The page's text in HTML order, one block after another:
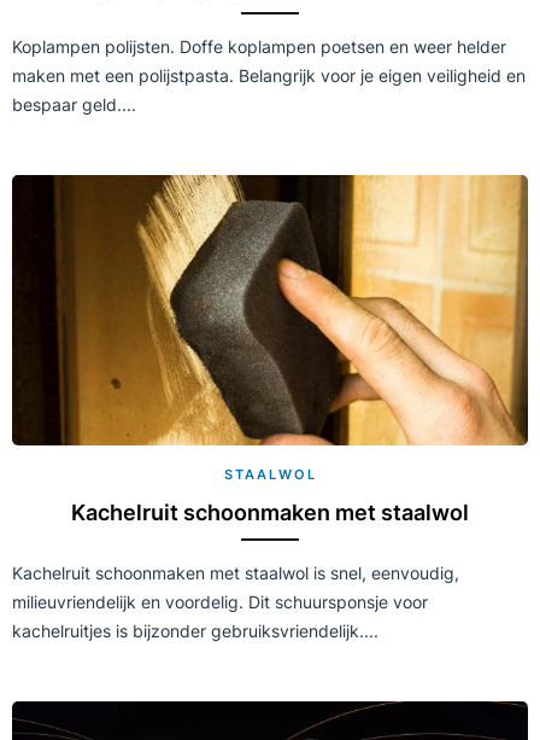
Koplampen polijsten. Doffe koplampen poetsen en weer helder
maken met een polijstpasta. Belangrijk voor je eigen veiligheid en
bespaar geld....
STAALWOL
Kachelruit schoonmaken met staalwol
Kachelruit schoonmaken met staalwol is snel, eenvoudig,
milieuvriendelijk en voordelig. Dit schuursponsje voor
kachelruitjes is bijzonder gebruiksvriendelijk....